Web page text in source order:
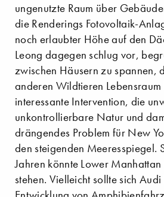
ungenutzte Raum über
die Renderings Fotovoltaik-
noch erlaubter Höhe auf den
Leong dagegen schlug vor,
zwischen Häusern zu spannen,
anderen Wildtieren Lebensraum
interessante Intervention, die
unkontrollierbare Natur und
drängendes Problem für New
den steigenden Meeresspiegel.
Jahren könnte Lower
stehen. Vielleicht sollte sich